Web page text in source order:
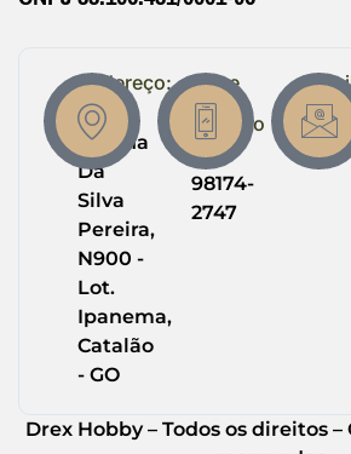
Endereço:
R.
Helena
Da
Silva
Pereira,
N900 -
Lot.
Ipanema,
Catalão
- GO
Entre
em
Contato
(64)
98174-
2747
Drex Hobby – Todos os direitos